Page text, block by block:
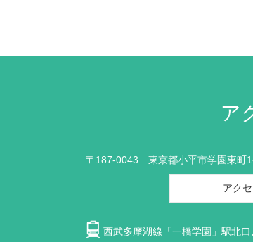
ア
〒187-0043 東京都小平市学園東町
アク
西武多摩湖線「一橋学園」駅北